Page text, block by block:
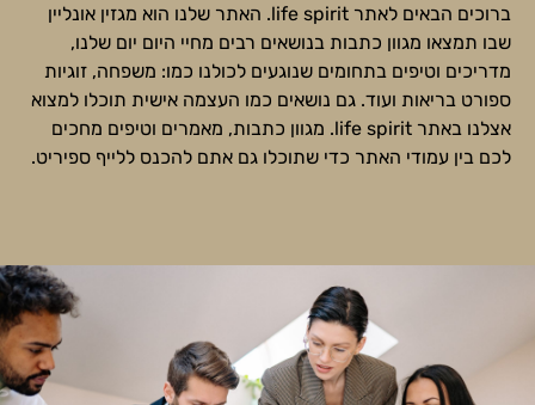
ברוכים הבאים לאתר life spirit. האתר שלנו הוא מגזין אונליין
שבו תמצאו מגוון כתבות בנושאים רבים מחיי היום יום שלנו,
מדריכים וטיפים בתחומים שנוגעים לכולנו כמו: משפחה, זוגיות
ספורט בריאות ועוד. גם נושאים כמו העצמה אישית תוכלו למצוא
אצלנו באתר life spirit. מגוון כתבות, מאמרים וטיפים מחכים
לכם בין עמודי האתר כדי שתוכלו גם אתם להכנס ללייף ספיריט.